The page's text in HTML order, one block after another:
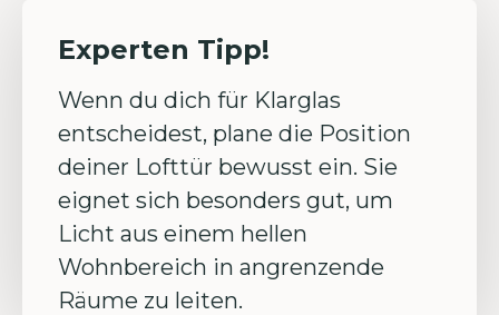
Experten Tipp!
Wenn du dich für Klarglas
entscheidest, plane die Position
deiner Lofttür bewusst ein. Sie
eignet sich besonders gut, um
Licht aus einem hellen
Wohnbereich in angrenzende
Räume zu leiten.